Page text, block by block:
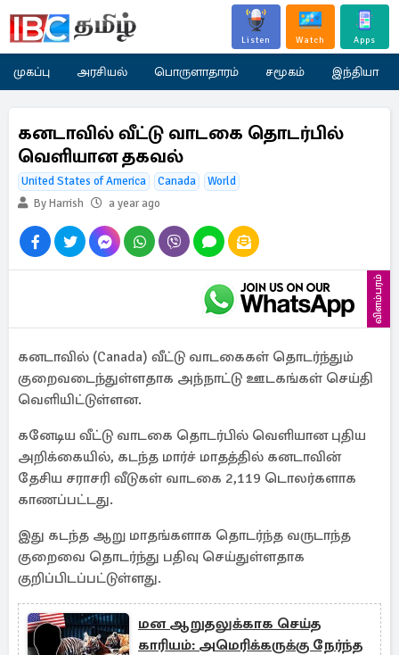
Listen Watch Apps
முகப்பு அரசியல் பொருளாதாரம் சமூகம் இந்தியா
கனடாவில் வீட்டு வாடகை தொடர்பில்
வெளியான தகவல்
United States of America Canada
World
By Harrish
a year ago
விளம்பரம்
கனடாவில் (Canada) வீட்டு வாடகைகள் தொடர்ந்தும்
குறைவடைந்துள்ளதாக அந்நாட்டு ஊடகங்கள் செய்தி
வெளியிட்டுள்ளன.
கனேடிய வீட்டு வாடகை தொடர்பில் வெளியான புதிய
அறிக்கையில், கடந்த மார்ச் மாதத்தில் கனடாவின்
தேசிய சராசரி வீடுகள் வாடகை 2,119 டொலர்களாக
காணப்பட்டது.
இது கடந்த ஆறு மாதங்களாக தொடர்ந்த வருடாந்த
குறைவை தொடர்ந்து பதிவு செய்துள்ளதாக
குறிப்பிடப்பட்டுள்ளது.
மன ஆறுதலுக்காக செய்த
காரியம்: அமெரிக்கருக்கு நேர்ந்த